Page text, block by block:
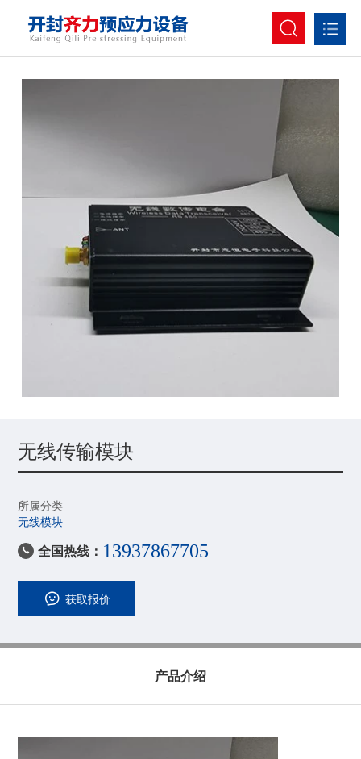
首页
无线传输模块
所属分类
无线模块
 全国热线： 13937867705
获取报价
产品介绍